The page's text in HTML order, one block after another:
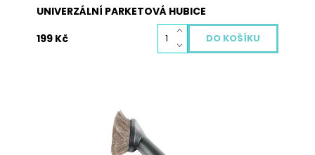
UNIVERZÁLNÍ PARKETOVÁ HUBICE
199 Kč
Prachový kartáč univerzální s maticí pro kulatou
trubku vysavače 28 až 37 mm.
Skladem
4020